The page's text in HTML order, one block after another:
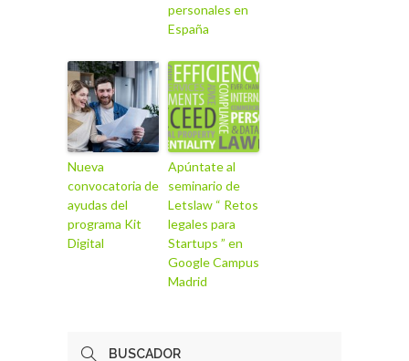
personales en
España
Nueva
convocatoria de
ayudas del
programa Kit
Digital
Apúntate al
seminario de
Letslaw “ Retos
legales para
Startups ” en
Google Campus
Madrid